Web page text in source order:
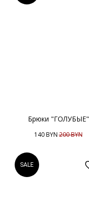
Брюки "ГОЛУБЫЕ"
140BYN 200BYN
SALE